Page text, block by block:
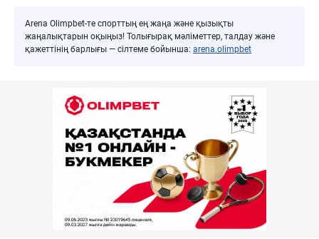
Arena Olimpbet-те спорттың ең жаңа және қызықты
жаңалықтарын оқыңыз! Толығырақ мәліметтер, талдау және
қажеттінің барлығы — сілтеме бойынша: arena.olimpbet